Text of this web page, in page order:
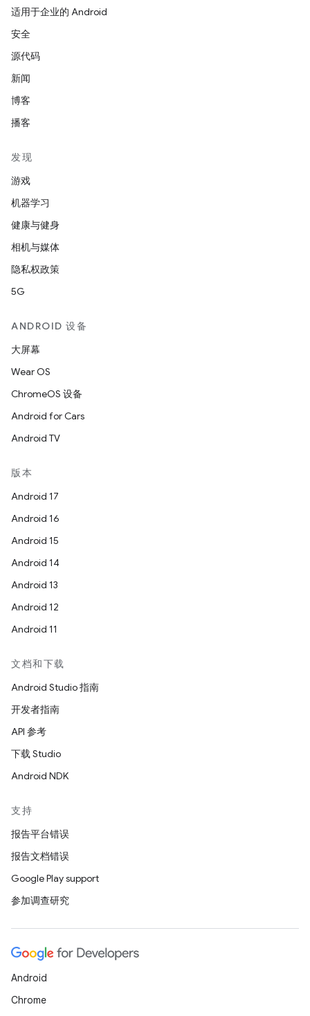
适用于企业的 Android
安全
源代码
新闻
博客
播客
发现
游戏
机器学习
健康与健身
相机与媒体
隐私权政策
5G
ANDROID 设备
大屏幕
Wear OS
ChromeOS 设备
Android for Cars
Android TV
版本
Android 17
Android 16
Android 15
Android 14
Android 13
Android 12
Android 11
文档和下载
Android Studio 指南
开发者指南
API 参考
下载 Studio
Android NDK
支持
报告平台错误
报告文档错误
Google Play support
参加调查研究
Android
Chrome